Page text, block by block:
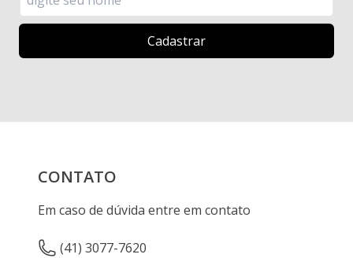
CONTATO
Em caso de dúvida entre em contato
(41) 3077-7620